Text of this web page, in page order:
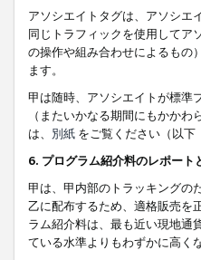
アソシエイトタグは、アソシエ
同じトラフィックを使用してア
の操作や組み合わせによるもの
ます。
甲は随時、アソシエイトが標準
（またいかなる期間にもかか
は、 別紙 をご覧ください（以下
6. プログラム紹介料のレポート
甲は、甲内部のトラッキングの
乙に配布するため、適格販売を
ラム紹介料は、最も近い現地通
ている水準よりもわずかに高く